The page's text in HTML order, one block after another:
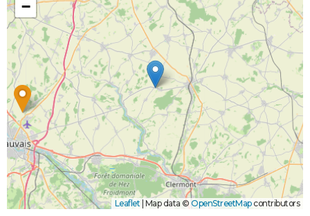
−
Leaflet | Map data © OpenStreetMapcontributors